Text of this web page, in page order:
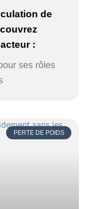
de
:
ses rôles
PERTE DE POIDS